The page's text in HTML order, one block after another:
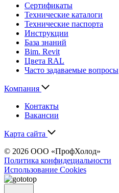
Сертификаты
Технические каталоги
Технические паспорта
Инструкции
База знаний
Bim. Revit
Цвета RAL
Часто задаваемые вопросы
Компания
Контакты
Вакансии
Карта сайта
© 2026 ООО «ПрофХолод»
Политика конфидециальности
Использование Cookies